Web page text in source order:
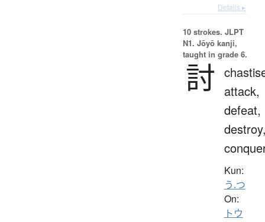
Details ▸
10 strokes. JLPT
N1. Jōyō kanji,
taught in grade 6.
討
attack,
defeat,
Kun:
う.つ
On:
トウ